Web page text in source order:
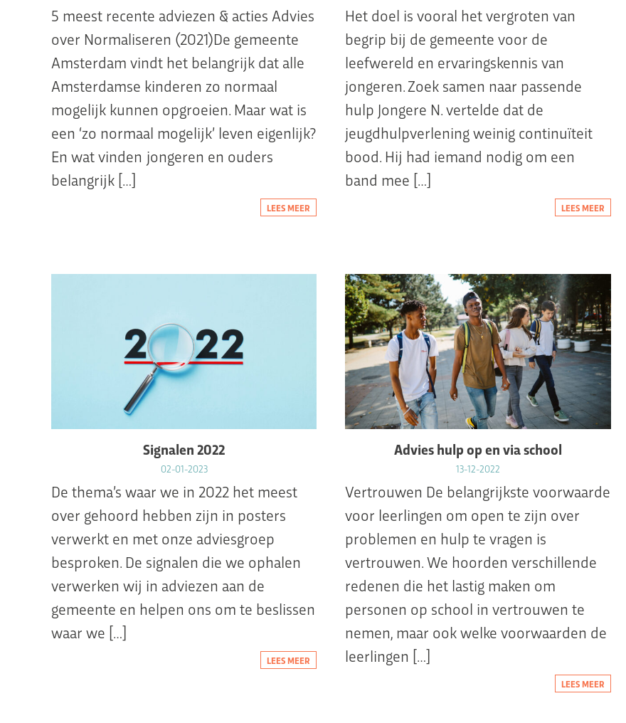
5 meest recente adviezen & acties Advies
over Normaliseren (2021)De gemeente
Amsterdam vindt het belangrijk dat alle
Amsterdamse kinderen zo normaal
mogelijk kunnen opgroeien. Maar wat is
een ‘zo normaal mogelijk’ leven eigenlijk?
En wat vinden jongeren en ouders
belangrijk […]
LEES MEER
Het doel is vooral het vergroten van
begrip bij de gemeente voor de
leefwereld en ervaringskennis van
jongeren. Zoek samen naar passende
hulp Jongere N. vertelde dat de
jeugdhulpverlening weinig continuïteit
bood. Hij had iemand nodig om een
band mee […]
LEES MEER
Signalen 2022
02-01-2023
De thema’s waar we in 2022 het meest
over gehoord hebben zijn in posters
verwerkt en met onze adviesgroep
besproken. De signalen die we ophalen
verwerken wij in adviezen aan de
gemeente en helpen ons om te beslissen
waar we […]
LEES MEER
Advies hulp op en via school
13-12-2022
Vertrouwen De belangrijkste voorwaarde
voor leerlingen om open te zijn over
problemen en hulp te vragen is
vertrouwen. We hoorden verschillende
redenen die het lastig maken om
personen op school in vertrouwen te
nemen, maar ook welke voorwaarden de
leerlingen […]
LEES MEER